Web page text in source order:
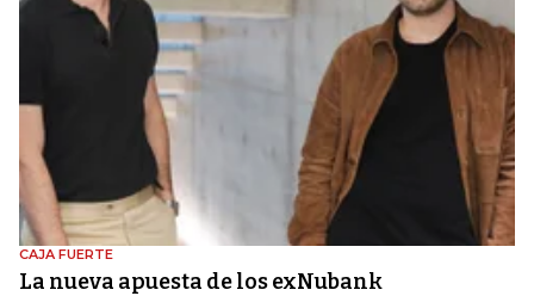
CAJA FUERTE
La nueva apuesta de los exNubank